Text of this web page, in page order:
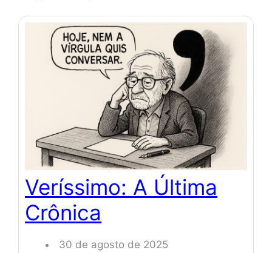
Veríssimo: A Última
Crônica
30 de agosto de 2025